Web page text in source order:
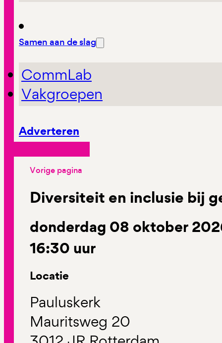
Samen aan de slag
CommLab
Vakgroepen
Adverteren
Vorige pagina
Diversiteit en inclusie bij
donderdag 08 oktober
16:30 uur
Locatie
Pauluskerk
Mauritsweg 20